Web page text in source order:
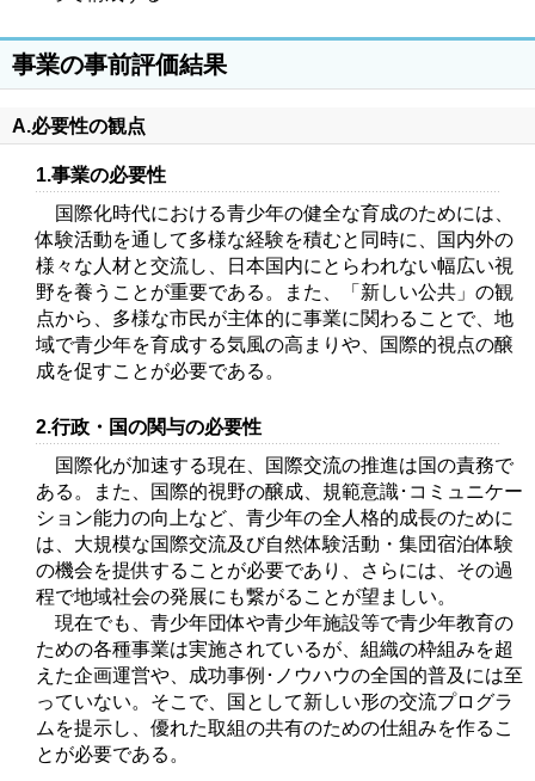
事業の事前評価結果
A.必要性の観点
1.事業の必要性
国際化時代における青少年の健全な育成のためには、
体験活動を通して多様な経験を積むと同時に、国内外の
様々な人材と交流し、日本国内にとらわれない幅広い視
野を養うことが重要である。また、「新しい公共」の観
点から、多様な市民が主体的に事業に関わることで、地
域で青少年を育成する気風の高まりや、国際的視点の醸
成を促すことが必要である。
2.行政・国の関与の必要性
国際化が加速する現在、国際交流の推進は国の責務で
ある。また、国際的視野の醸成、規範意識･コミュニケー
ション能力の向上など、青少年の全人格的成長のために
は、大規模な国際交流及び自然体験活動・集団宿泊体験
の機会を提供することが必要であり、さらには、その過
程で地域社会の発展にも繋がることが望ましい。
現在でも、青少年団体や青少年施設等で青少年教育の
ための各種事業は実施されているが、組織の枠組みを超
えた企画運営や、成功事例･ノウハウの全国的普及には至
っていない。そこで、国として新しい形の交流プログラ
ムを提示し、優れた取組の共有のための仕組みを作るこ
とが必要である。